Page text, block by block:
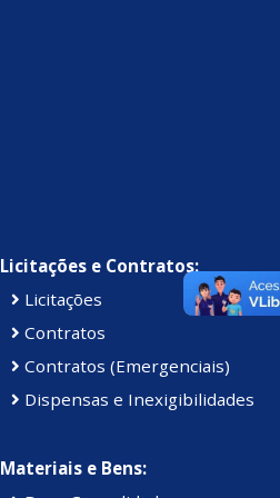
Licitações e Contratos:
Licitações
Contratos
Contratos (Emergenciais)
Dispensas e Inexigibilidades
Materiais e Bens: